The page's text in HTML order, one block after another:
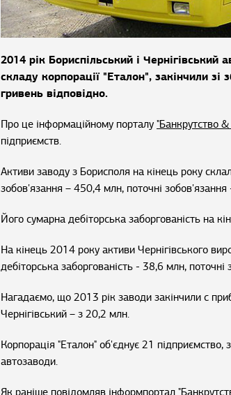
2014 рік Бориспільський і
складу корпорації "Еталон", закінчили
гривень відповідно.
Про це інформаційному порталу "Банкрутство &
підприємств.
Активи заводу з Борисполя на кінець року
зобов'язання – 450,4 млн, поточні
Його сумарна дебіторська заборгованість на
На кінець 2014 року активи Чернігівського
дебіторська заборгованість - 38,6 млн,
Нагадаємо, що 2013 рік заводи закінчили с
Чернігівський – з 20,2 млн.
Корпорація "Еталон" об'єднує 21 підприємство,
автозаводи.
Як раніше повідомляв інформпортал